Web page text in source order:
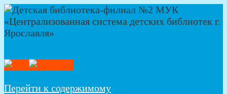
Перейти к содержимому